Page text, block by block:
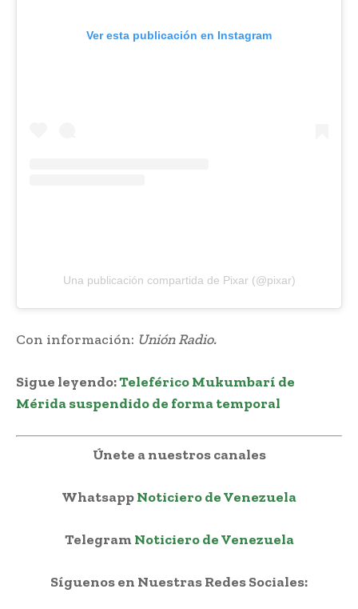
Ver esta publicación en Instagram
Una publicación compartida de Pixar (@pixar)
Con información: Unión Radio.
Sigue leyendo:Teleférico Mukumbarí de
Mérida suspendido de forma temporal
Únete a nuestros canales
WhatsappNoticiero de Venezuela
Telegram Noticiero de Venezuela
Síguenos en Nuestras Redes Sociales: